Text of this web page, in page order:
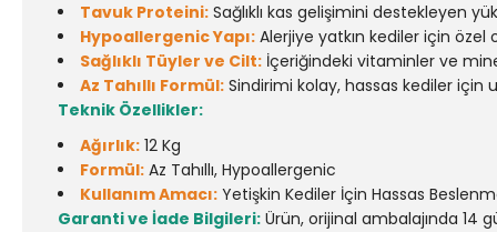
Tavuk Proteini: Sağlıklı kas gelişimini destekleyen
Hypoallergenic Yapı: Alerjiye yatkın kediler için özel
Sağlıklı Tüyler ve Cilt: İçeriğindeki vitaminler ve
Az Tahıllı Formül: Sindirimi kolay, hassas kediler için
Teknik Özellikler:
Ağırlık: 12 Kg
Formül: Az Tahıllı, Hypoallergenic
Kullanım Amacı: Yetişkin Kediler İçin Hassas
Garanti ve İade Bilgileri: Ürün, orijinal ambalajında 14